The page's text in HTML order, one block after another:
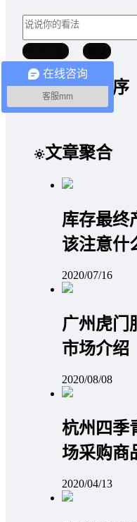
微信小程序
文章聚合
库存最终
该注意什
2020/07/16
广州虎门
市场介绍
2020/08/08
杭州四季
场采购商
2020/04/13
在线咨询
客服mm